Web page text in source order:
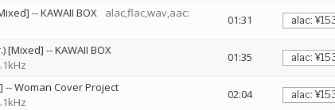
--KAWAII BOX
alac,flac,wav,aac:
01:31
[Mixed] --KAWAII BOX
01:35
--Woman Cover Project
02:04